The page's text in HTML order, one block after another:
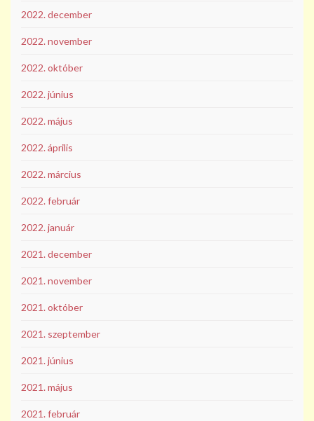
2022. december
2022. november
2022. október
2022. június
2022. május
2022. április
2022. március
2022. február
2022. január
2021. december
2021. november
2021. október
2021. szeptember
2021. június
2021. május
2021. február